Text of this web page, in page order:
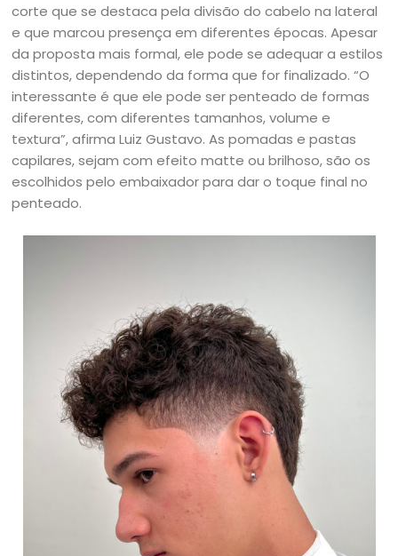
corte que se destaca pela divisão do cabelo na lateral
e que marcou presença em diferentes épocas. Apesar
da proposta mais formal, ele pode se adequar a estilos
distintos, dependendo da forma que for finalizado. “O
interessante é que ele pode ser penteado de formas
diferentes, com diferentes tamanhos, volume e
textura”, afirma Luiz Gustavo. As pomadas e pastas
capilares, sejam com efeito matte ou brilhoso, são os
escolhidos pelo embaixador para dar o toque final no
penteado.